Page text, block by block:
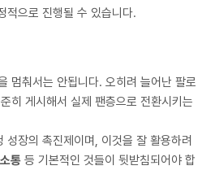
적으로 진행될 수 있습니다.
멈춰서는 안됩니다. 오히려 늘어난 팔로
히 게시해서 실제 팬층으로 전환시키는
성장의 촉진제이며, 이것을 잘 활용하려
통 등 기본적인 것들이 뒷받침되어야 합